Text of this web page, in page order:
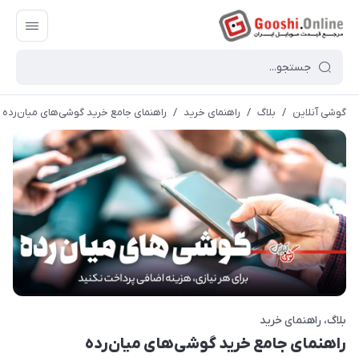
گوشی آنلاین / بلاگ / راهنمای خرید / راهنمای جامع خرید گوشی‌های میان‌رده
بلاگ راهنمای خرید
راهنمای جامع خرید گوشی‌های میان‌رده